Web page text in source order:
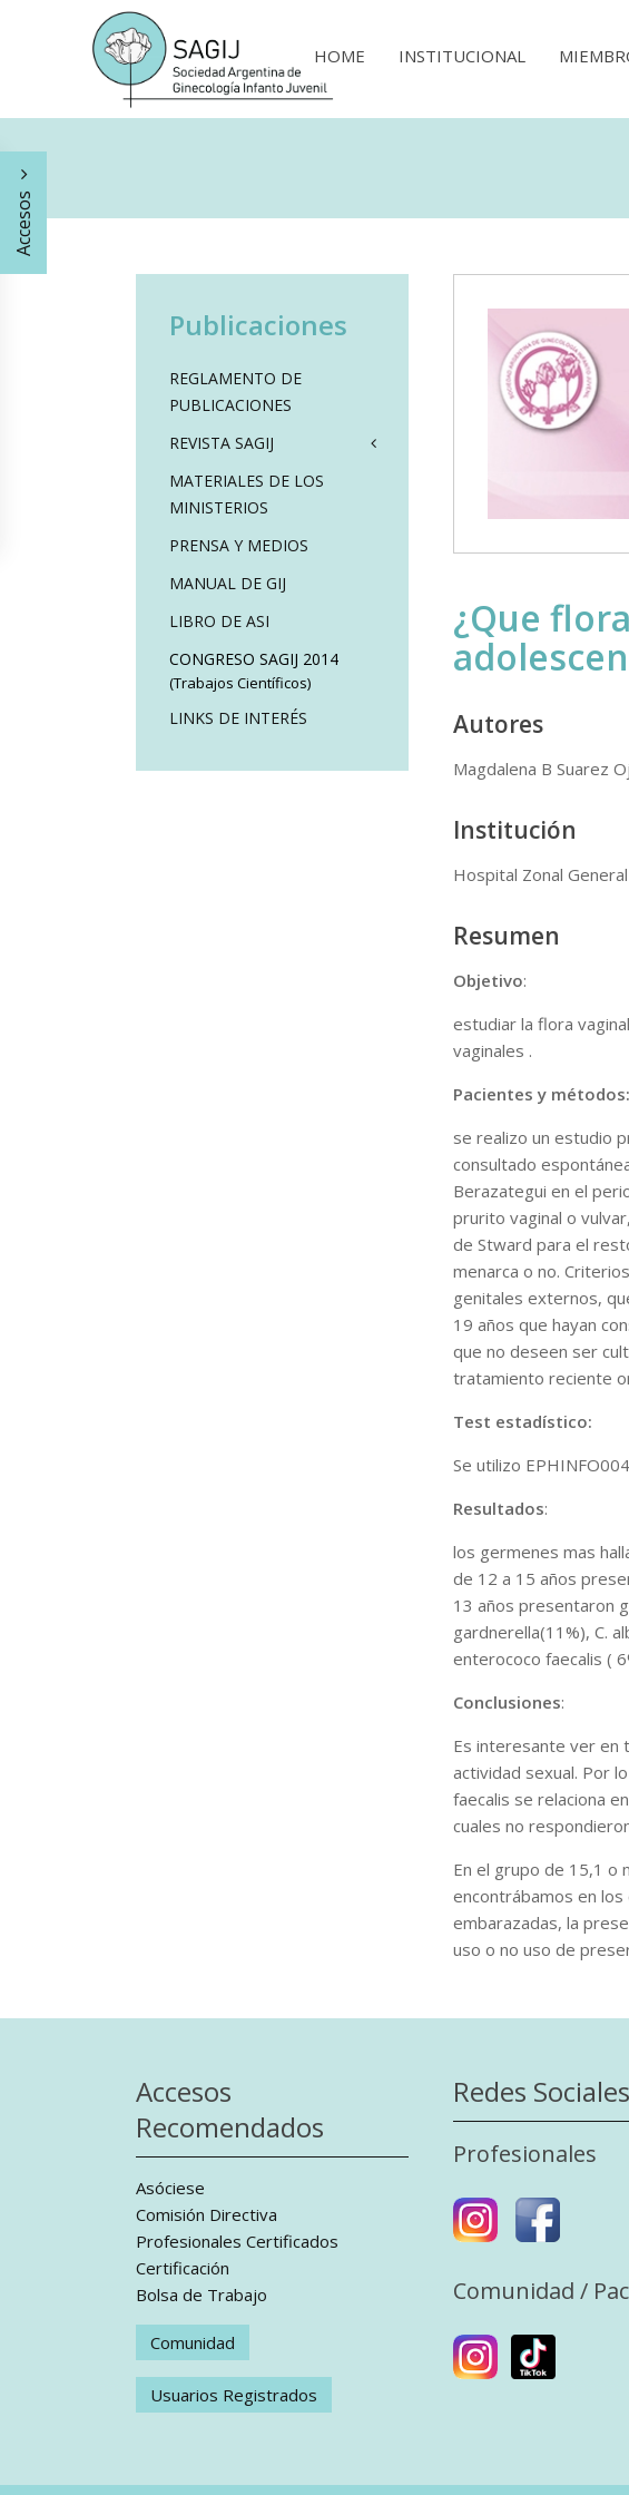
HOME INSTITUCIONAL
Accesos
¿Que
Autores
Magdalena B Suarez
Institución
Hospital Zonal
Resumen
Objetivo:
estudiar la flora
vaginales .
Pacientes y métodos:
se realizo un estudio
consultado
Berazategui en el
prurito vaginal o
de Stward para el
menarca o no.
genitales externos,
19 años que hayan
que no deseen ser
tratamiento reciente
Test estadístico:
Se utilizo
Resultados:
los germenes mas
de 12 a 15 años
13 años presentaron
gardnerella(11%), C.
enterococo faecalis (
Conclusiones:
Es interesante ver en
actividad sexual. Por
faecalis se relaciona
cuales no
En el grupo de 15,1 o
encontrábamos en
embarazadas, la
uso o no uso de
Publicaciones
REGLAMENTO DE
PUBLICACIONES
REVISTA SAGIJ
MATERIALES DE LOS
MINISTERIOS
PRENSA Y MEDIOS
MANUAL DE GIJ
LIBRO DE ASI
CONGRESO SAGIJ 2014
(Trabajos Científicos)
LINKS DE INTERÉS
Accesos
Recomendados
Asóciese
Comisión Directiva
Profesionales Certificados
Certificación
Bolsa de Trabajo
Comunidad
Usuarios Registrados
Redes Sociales
Profesionales
Comunidad /